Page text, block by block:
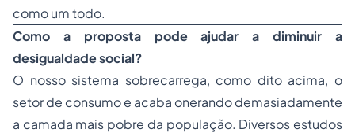
como um todo.
Como a proposta pode ajudar a diminuir a
desigualdade social?
O nosso sistema sobrecarrega, como dito acima, o
setor de consumo e acaba onerando demasiadamente
a camada mais pobre da população. Diversos estudos